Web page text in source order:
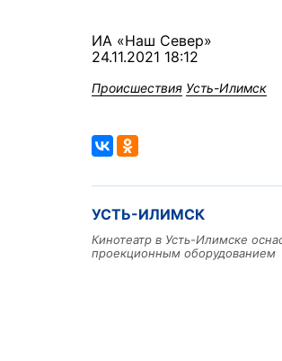
ИА «Наш Север»
24.11.2021 18:12
Происшествия Усть-Илимск
УСТЬ-ИЛИМСК
Кинотеатр в Усть-Илимске
проекционным оборудованием